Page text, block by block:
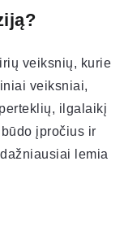
veiksnių, kurie
veiksniai,
ilgalaikį
įpročius ir
lemia